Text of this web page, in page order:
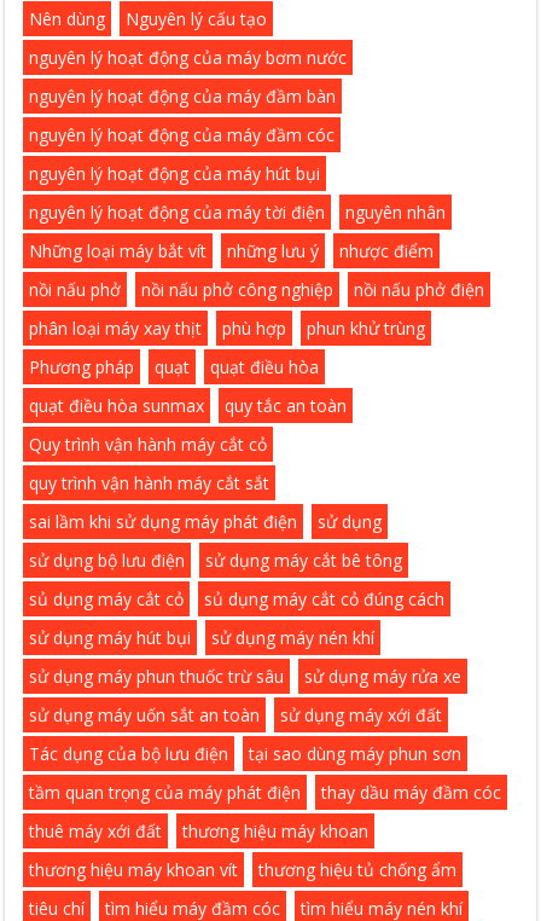
Nên dùng
Nguyên lý cấu tạo
nguyên lý hoạt động của máy bơm nước
nguyên lý hoạt động của máy đầm bàn
nguyên lý hoạt động của máy đầm cóc
nguyên lý hoạt động của máy hút bụi
nguyên lý hoạt động của máy tời điện
nguyên nhân
Những loại máy bắt vít
những lưu ý
nhược điểm
nồi nấu phở
nồi nấu phở công nghiệp
nồi nấu phở điện
phân loại máy xay thịt
phù hợp
phun khử trùng
Phương pháp
quạt
quạt điều hòa
quạt điều hòa sunmax
quy tắc an toàn
Quy trình vận hành máy cắt cỏ
quy trình vận hành máy cắt sắt
sai lầm khi sử dụng máy phát điện
sử dụng
sử dụng bộ lưu điện
sử dụng máy cắt bê tông
sủ dụng máy cắt cỏ
sủ dụng máy cắt cỏ đúng cách
sử dụng máy hút bụi
sử dụng máy nén khí
sử dụng máy phun thuốc trừ sâu
sử dụng máy rửa xe
sử dụng máy uốn sắt an toàn
sử dụng máy xới đất
Tác dụng của bộ lưu điện
tại sao dùng máy phun sơn
tầm quan trọng của máy phát điện
thay dầu máy đầm cóc
thuê máy xới đất
thương hiệu máy khoan
thương hiệu máy khoan vít
thương hiệu tủ chống ẩm
tiêu chí
tìm hiểu máy đầm cóc
tìm hiểu máy nén khí